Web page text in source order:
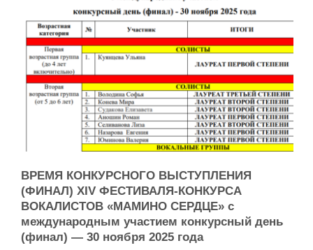
ВРЕМЯ КОНКУРСНОГО ВЫСТУПЛЕНИЯ
(ФИНАЛ) XIV ФЕСТИВАЛЯ-КОНКУРСА
ВОКАЛИСТОВ «МАМИНО СЕРДЦЕ» с
международным участием конкурсный день
(финал) — 30 ноября 2025 года